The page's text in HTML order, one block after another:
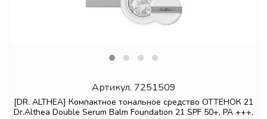
Артикул. 7251509
[DR. ALTHEA] Компактное тональное средство ОТТЕНОК 21
Dr.Althea Double Serum Balm Foundation 21 SPF 50+, PA +++,